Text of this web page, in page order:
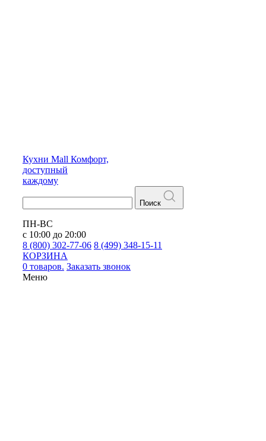
Кухни Mall Комфорт,
доступный
каждому
Поиск
ПН-ВС
с 10:00 до 20:00
8 (800) 302-77-06 8 (499) 348-15-11
КОРЗИНА
0 товаров. Заказать звонок
Меню